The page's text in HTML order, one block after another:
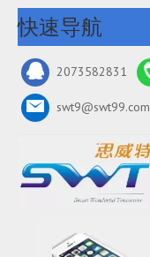
快速导航
2073582831
swt9@swt99.com